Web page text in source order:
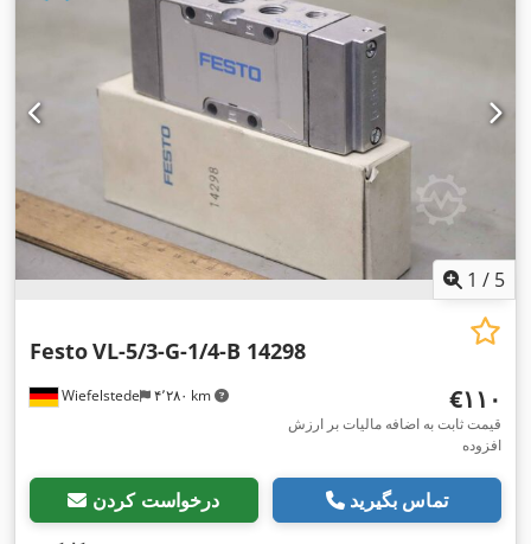
1 / 5
Wiefelstede ۴٬۲۸۰ km
FestoVL-5/3-G-1/4-B 14298
‎€۱۱۰
قیمت ثابت به اضافه مالیات بر ارزش
افزوده
درخواست کردن تماس بگیرید